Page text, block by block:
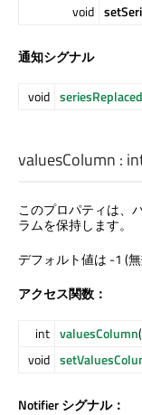
void
通知シグナル
void seriesReplaced
valuesColumn :
このプロパティは、
ラムを保持します。
デフォルト値は -1 (
アクセス関数：
int valuesColumn
void
Notifier シグナル：